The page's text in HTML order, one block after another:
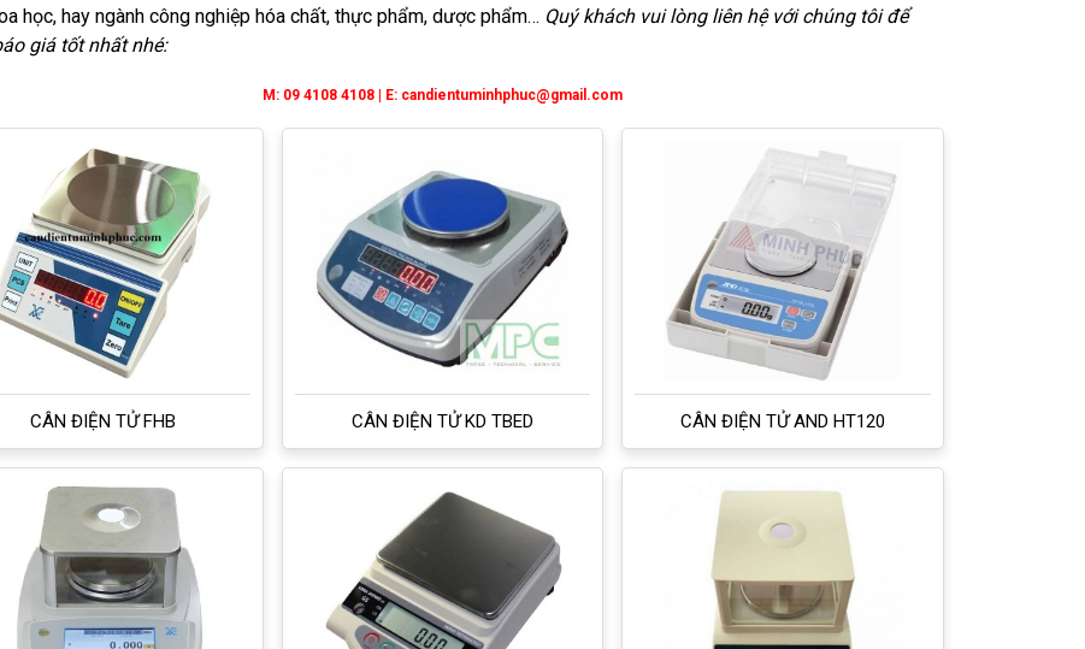
học, hay ngành công nghiệp hóa chất, thực phẩm, dược phẩm… Quý khách vui lòng liên hệ với chúng tôi để
giá tốt nhất nhé:
M: 09 4108 4108 | E: candientuminhphuc@gmail.com
CÂN ĐIỆN TỬ FHB CÂN ĐIỆN TỬ KD TBED CÂN ĐIỆN TỬ AND HT120